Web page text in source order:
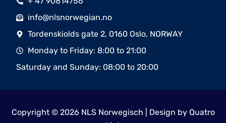
info@nlsnorwegian.no
Tordenskiolds gate 2, 0160 Oslo, NORWAY
Monday to Friday: 8:00 to 21:00
Saturday and Sunday: 08:00 to 20:00
Copyright © 2026 NLS Norwegisch | Design by Quatro